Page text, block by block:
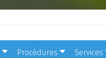
Procédures Services